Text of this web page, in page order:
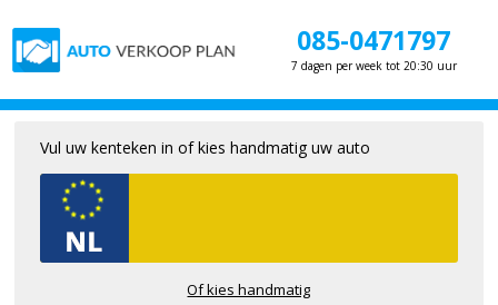
085-0471797
7 dagen per week tot 20:30 uur
Vul uw kenteken in of kies handmatig uw auto
Of kies handmatig